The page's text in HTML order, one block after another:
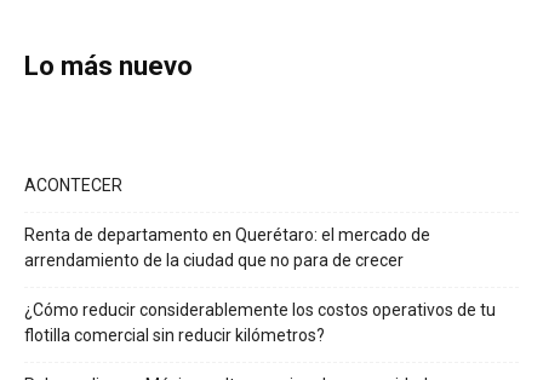
Lo más nuevo
ACONTECER
Renta de departamento en Querétaro: el mercado de
arrendamiento de la ciudad que no para de crecer
¿Cómo reducir considerablemente los costos operativos de tu
flotilla comercial sin reducir kilómetros?